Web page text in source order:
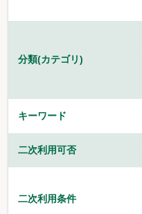
分類(カテゴリ)
キーワード
二次利用可否
二次利用条件